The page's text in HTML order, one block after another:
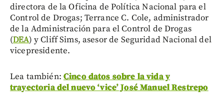
directora de la Oficina de Política Nacional para el
Control de Drogas; Terrance C. Cole, administrador
de la Administración para el Control de Drogas
(DEA) y Cliff Sims, asesor de Seguridad Nacional del
vicepresidente.
Lea también: Cinco datos sobre la vida y
trayectoria del nuevo ‘vice’ José Manuel Restrepo